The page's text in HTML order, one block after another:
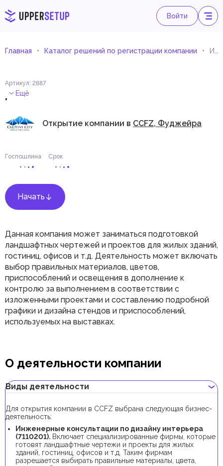
Войти
Главная Каталог решений по регистрации компании Инженерные консультации по дизайну интерьера
Артикул: 2887
. Ещё
Открытие компании в CCFZ, Фуджейра
Госпошлина Срок
Начать
Данная компания может заниматься подготовкой
ландшафтных чертежей и проектов для жилых зданий,
гостиниц, офисов и т.д. Деятельность может включать
выбор правильных материалов, цветов,
приспособлений и освещения в дополнение к
контролю за выполнением в соответствии с
изложенными проектами и составлению подробной
графики и дизайна стендов и приспособлений,
используемых на выставках.
О деятельности компании
Виды деятельности
Для открытия компании в CCFZ выбрана следующая бизнес-
деятельность:
Инженерные консультации по дизайну интерьера
(7110201). Включает специализированные фирмы, которые
готовят ландшафтные чертежи и проекты для жилых
зданий, гостиниц, офисов и т.д. Таким фирмам
разрешается выбирать правильные материалы, цвета,